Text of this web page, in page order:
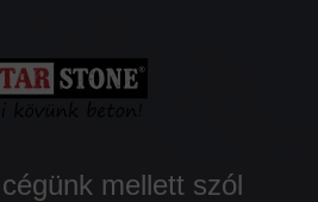
mellett szól